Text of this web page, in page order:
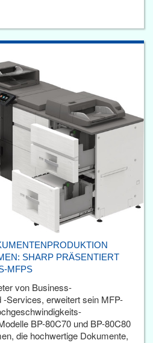
SHARP PRÄSENTIERT
MFPS
von Business-
-Services, erweitert sein MFP-
BP-80C70 und BP-80C80
die hochwertige Dokumente,